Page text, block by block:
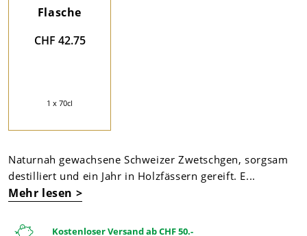
Flasche
CHF 42.75
1 x 70cl
Naturnah gewachsene Schweizer Zwetschgen, sorgsam
destilliert und ein Jahr in Holzfässern gereift. E...
Mehr lesen >
Kostenloser Versand ab CHF 50.-